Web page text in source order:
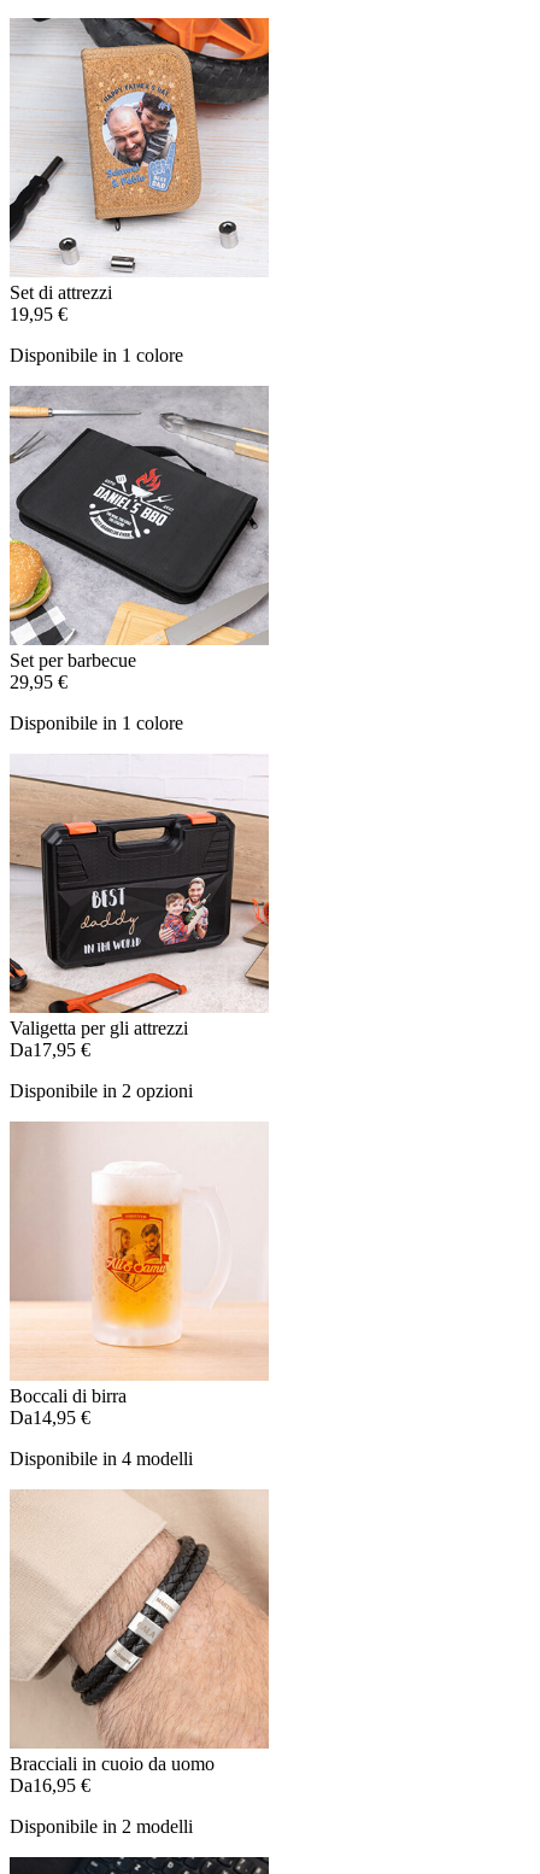
Set di attrezzi
19,95 €
Disponibile in 1 colore
Set per barbecue
29,95 €
Disponibile in 1 colore
Valigetta per gli attrezzi
Da17,95 €
Disponibile in 2 opzioni
Boccali di birra
Da14,95 €
Disponibile in 4 modelli
Bracciali in cuoio da uomo
Da16,95 €
Disponibile in 2 modelli